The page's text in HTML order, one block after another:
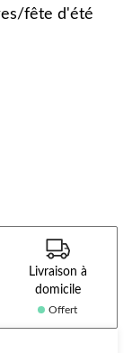
fête d'été
Livraison à
domicile
Offert